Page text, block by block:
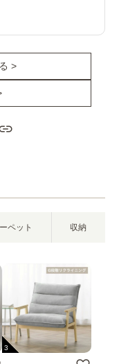
ペット 収納
3
>